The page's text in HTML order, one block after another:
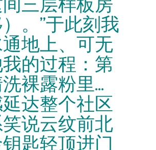
。”于此刻我
地上、可无
的过程：第
裸露粉里...
达整个社区
说云纹前北
匙轻顶进门